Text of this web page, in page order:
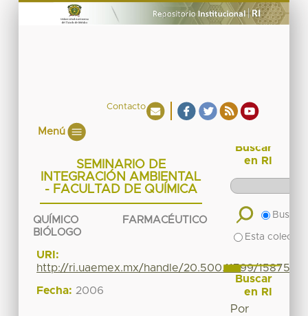
Contacto
Menú
SEMINARIO DE
INTEGRACIÓN AMBIENTAL
- FACULTAD DE QUÍMICA
QUÍMICO FARMACÉUTICO
BIÓLOGO
URI:
http://ri.uaemex.mx/handle/20.500.11799/15875
Fecha: 2006
Buscar
en RI
Buscar
Esta
Buscar
en RI
Por